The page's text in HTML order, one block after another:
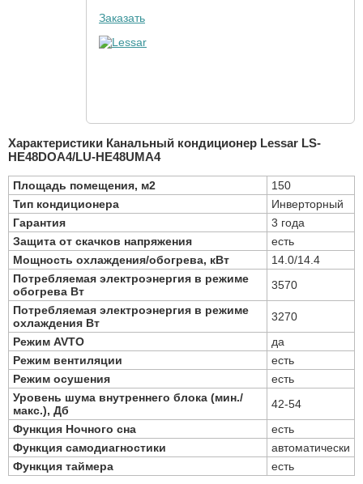
Заказать
Характеристики Канальный кондиционер Lessar LS-
HE48DOA4/LU-HE48UMA4
Площадь помещения, м2
150
Тип кондиционера
Инверторный
Гарантия
3 года
Защита от скачков напряжения
есть
Мощность охлаждения/обогрева, кВт
14.0/14.4
Потребляемая электроэнергия в режиме
обогрева Вт
3570
Потребляемая электроэнергия в режиме
охлаждения Вт
3270
Режим AVTO
да
Режим вентиляции
есть
Режим осушения
есть
Уровень шума внутреннего блока (мин./
макс.), Дб
42-54
Функция Ночного сна
есть
Функция самодиагностики
автоматически
Функция таймера
есть